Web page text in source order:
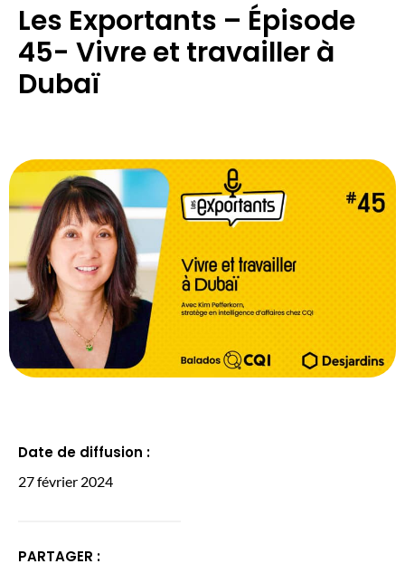
Les Exportants – Épisode
45- Vivre et travailler à
Dubaï
Date de diffusion :
27 février 2024
PARTAGER :